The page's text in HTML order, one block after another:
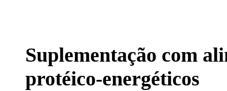
Suplementação com
protéico-energéticos